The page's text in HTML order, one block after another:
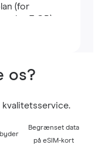
(for
plan 7 GB).
os?
Begrænset data
på eSIM-kort